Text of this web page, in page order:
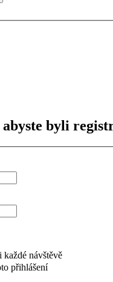
byli
návštěvě
přihlášení